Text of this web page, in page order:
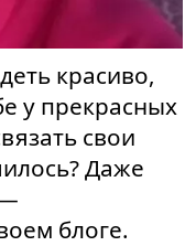
красиво,
у прекрасных
свои
Даже
блоге.